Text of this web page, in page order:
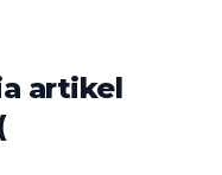
artikel